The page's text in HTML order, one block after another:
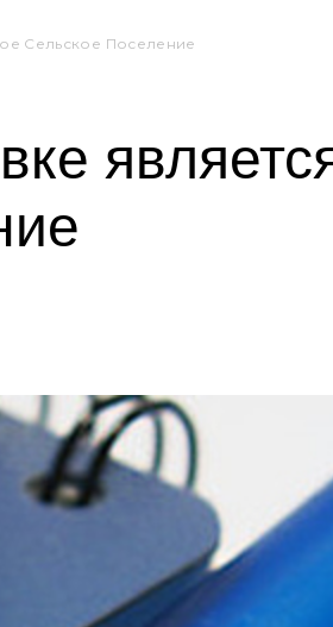
Сельское Поселение